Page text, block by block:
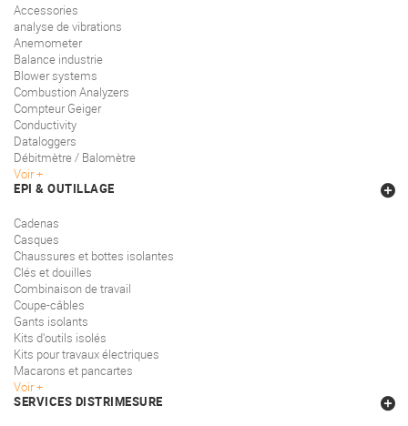
Accessories
analyse de vibrations
Anemometer
Balance industrie
Blower systems
Combustion Analyzers
Compteur Geiger
Conductivity
Dataloggers
Débitmètre / Balomètre
Voir
EPI & OUTILLAGE
Cadenas
Casques
Chaussures et bottes isolantes
Clés et douilles
Combinaison de travail
Coupe-câbles
Gants isolants
Kits d'outils isolés
Kits pour travaux électriques
Macarons et pancartes
Voir
SERVICES DISTRIMESURE